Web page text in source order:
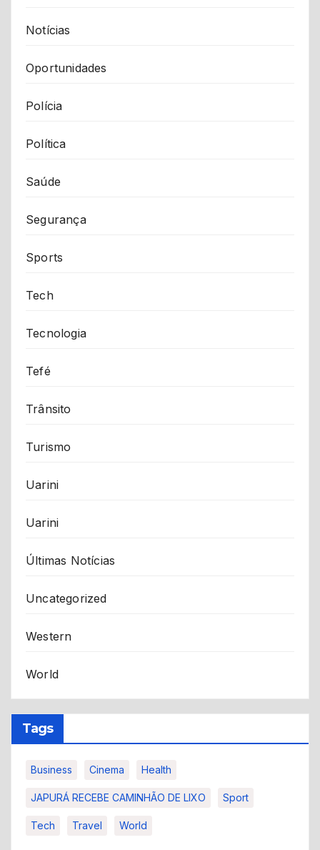
Notícias
Oportunidades
Polícia
Política
Saúde
Segurança
Sports
Tech
Tecnologia
Tefé
Trânsito
Turismo
Uarini
Uarini
Últimas Notícias
Uncategorized
Western
World
Tags
Business Cinema Health
JAPURÁ RECEBE CAMINHÃO DE LIXO Sport
Tech Travel World